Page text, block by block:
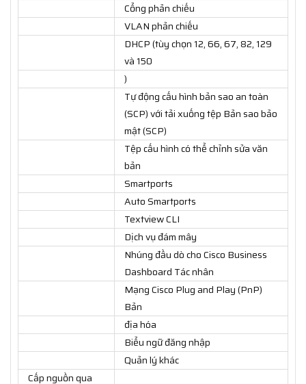
Cổng phản chiếu
VLAN phản chiếu
DHCP (tùy chọn 12, 66, 67, 82, 129
và 150
)
Tự động cấu hình bản sao an toàn
(SCP) với tải xuống tệp Bản sao bảo
mật (SCP)
Tệp cấu hình có thể chỉnh sửa văn
bản
Smartports
Auto Smartports
Textview CLI
Dịch vụ đám mây
Nhúng đầu dò cho Cisco Business
Dashboard Tác nhân
Mạng Cisco Plug and Play (PnP)
Bản
địa hóa
Biểu ngữ đăng nhập
Quản lý khác
Cấp nguồn qua